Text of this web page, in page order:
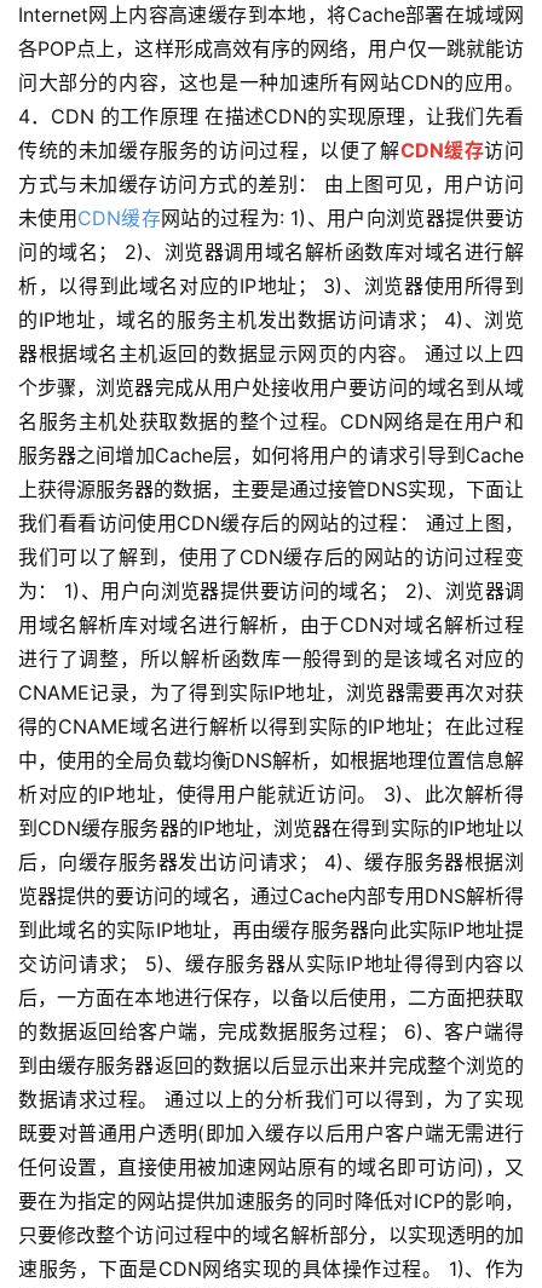
Internet网上内容高速缓存到本地，将Cache部署在城域网
各POP点上，这样形成高效有序的网络，用户仅一跳就能访
问大部分的内容，这也是一种加速所有网站CDN的应用。
4．CDN 的工作原理 在描述CDN的实现原理，让我们先看
传统的未加缓存服务的访问过程，以便了解CDN缓存访问
方式与未加缓存访问方式的差别： 由上图可见，用户访问
未使用CDN缓存网站的过程为: 1)、用户向浏览器提供要访
问的域名； 2)、浏览器调用域名解析函数库对域名进行解
析，以得到此域名对应的IP地址； 3)、浏览器使用所得到
的IP地址，域名的服务主机发出数据访问请求； 4)、浏览
器根据域名主机返回的数据显示网页的内容。 通过以上四
个步骤，浏览器完成从用户处接收用户要访问的域名到从域
名服务主机处获取数据的整个过程。CDN网络是在用户和
服务器之间增加Cache层，如何将用户的请求引导到Cache
上获得源服务器的数据，主要是通过接管DNS实现，下面让
我们看看访问使用CDN缓存后的网站的过程： 通过上图，
我们可以了解到，使用了CDN缓存后的网站的访问过程变
为： 1)、用户向浏览器提供要访问的域名； 2)、浏览器调
用域名解析库对域名进行解析，由于CDN对域名解析过程
进行了调整，所以解析函数库一般得到的是该域名对应的
CNAME记录，为了得到实际IP地址，浏览器需要再次对获
得的CNAME域名进行解析以得到实际的IP地址；在此过程
中，使用的全局负载均衡DNS解析，如根据地理位置信息解
析对应的IP地址，使得用户能就近访问。 3)、此次解析得
到CDN缓存服务器的IP地址，浏览器在得到实际的IP地址以
后，向缓存服务器发出访问请求； 4)、缓存服务器根据浏
览器提供的要访问的域名，通过Cache内部专用DNS解析得
到此域名的实际IP地址，再由缓存服务器向此实际IP地址提
交访问请求； 5)、缓存服务器从实际IP地址得得到内容以
后，一方面在本地进行保存，以备以后使用，二方面把获取
的数据返回给客户端，完成数据服务过程； 6)、客户端得
到由缓存服务器返回的数据以后显示出来并完成整个浏览的
数据请求过程。 通过以上的分析我们可以得到，为了实现
既要对普通用户透明(即加入缓存以后用户客户端无需进行
任何设置，直接使用被加速网站原有的域名即可访问)，又
要在为指定的网站提供加速服务的同时降低对ICP的影响，
只要修改整个访问过程中的域名解析部分，以实现透明的加
速服务，下面是CDN网络实现的具体操作过程。 1)、作为